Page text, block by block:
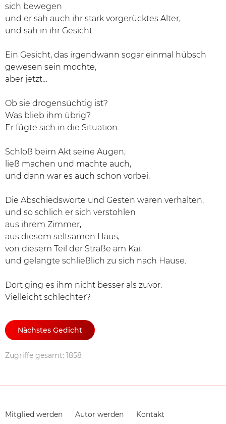
sich bewegen
und er sah auch ihr stark vorgerücktes Alter,
und sah in ihr Gesicht.
Ein Gesicht, das irgendwann sogar einmal hübsch
gewesen sein mochte,
aber jetzt…
Ob sie drogensüchtig ist?
Was blieb ihm übrig?
Er fügte sich in die Situation.
Schloß beim Akt seine Augen,
ließ machen und machte auch,
und dann war es auch schon vorbei.
Die Abschiedsworte und Gesten waren verhalten,
und so schlich er sich verstohlen
aus ihrem Zimmer,
aus diesem seltsamen Haus,
von diesem Teil der Straße am Kai,
und gelangte schließlich zu sich nach Hause.
Dort ging es ihm nicht besser als zuvor.
Vielleicht schlechter?
Nächstes Gedicht
Zugriffe gesamt: 1858
Navigation
Mitglied werden Autor werden Kontakt